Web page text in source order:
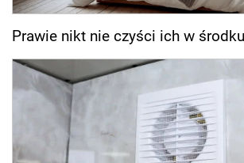
Prawie nikt nie czyści ich w